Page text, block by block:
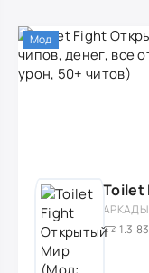
Мод
1.3.83